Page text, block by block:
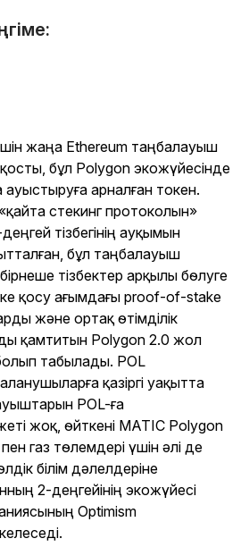
жаңа Ethereum таңбалауыш
қосты, бұл Polygon экожүйесінде
арналған токен.
стекинг протоколын»
тізбегінің ауқымын
бұл таңбалауыш
тізбектер арқылы бөлуге
қосу ағымдағы proof-of-stake
және ортақ өтімділік
қамтитын Polygon 2.0 жол
табылады. POL
қазіргі уақытта
POL-ға
жоқ, өйткені MATIC Polygon
пен газ төлемдері үшін әлі де
білім дәлелдеріне
2-деңгейінің экожүйесі
Optimism